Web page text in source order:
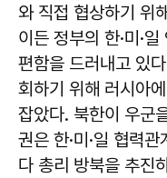
와 직접 협상하기 위
이든 정부의 한·미·
편함을 드러내고 있
회하기 위해 러시아
잡았다. 북한이 우군
권은 한·미·일 협력
다 총리 방북을 추진